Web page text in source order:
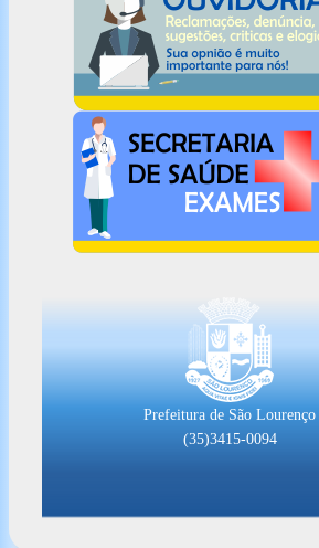
Prefeitura de São Lourenço
(35)3415-0094